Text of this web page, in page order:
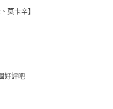
莫卡辛】
好評吧